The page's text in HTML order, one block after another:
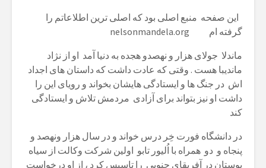
این صفحه منبع اصلی بود که اصلی ترین اطلاعاتم را
گرفته ام nelsonmandela.org
ماندلا جولای هزار و نهصدو هجده به دنیا آمد او از نژاد
ماندیبا هست . وقتی که عادت داشت که داستان های اجداد
اش در جنگ ها و ایستادگی هایشان بخواند و رویای این را
داشت او نیز بتواند برای آزادی مردمش تلاش و ایستادگی
کند
در دانشگاه فورت خِر درس خواند و در سال هزار ونهصد و
پنجاه و دو همراه با اُلیور تابو اولین شرکت وکالت از سیاه
پوستان در آفریقای جنوبی را تاسیس کرد ، از او درخواست